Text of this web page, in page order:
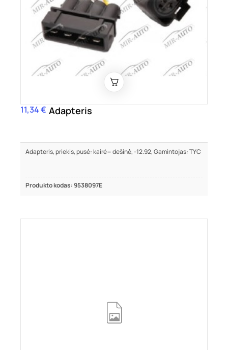
Kaina
11,34 € Adapteris
Adapteris, priekis, pusė: kairė= dešinė, -12.92, Gamintojas: TYC
Produkto kodas: 9538097E